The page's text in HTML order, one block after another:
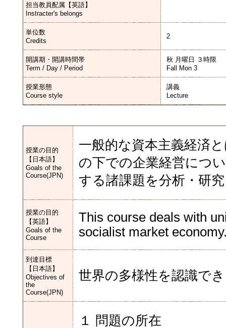
担当教員配属【英語】
Instracter's belongs
単位数
Credits
2
開講期・開講時間帯
Term / Day / Period
秋 月曜日 ３時限
Fall Mon 3
授業形態
Course style
講義
Lecture
授業の目的
【日本語】
Goals of the
Course(JPN)
一般的な資本主義経済
の下での企業経営につ
する諸課題を分析・研
授業の目的
【英語】
Goals of the
Course
This course deals with
socialist market
到達目標
【日本語】
Objectives of
the
Course(JPN)
世界の多様性を認識で
１ 問題の所在